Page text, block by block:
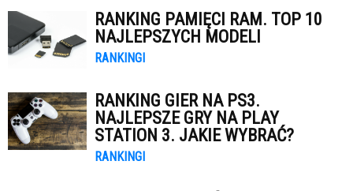
RANKING PAMIĘCI RAM. TOP 10
NAJLEPSZYCH MODELI
RANKINGI
RANKING GIER NA PS3.
NAJLEPSZE GRY NA PLAY
STATION 3. JAKIE WYBRAĆ?
RANKINGI